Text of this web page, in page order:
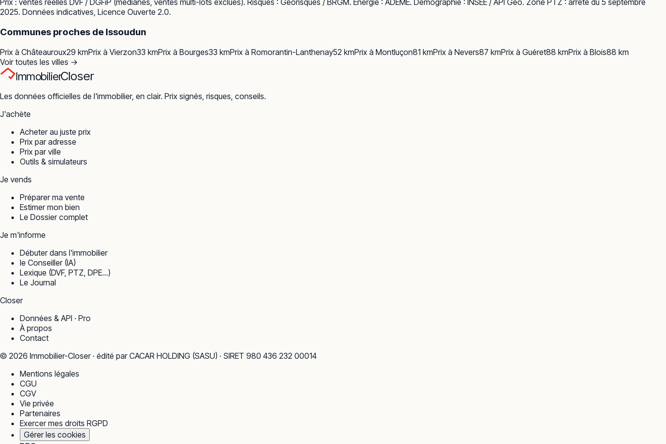
Prix : ventes réelles DVF / DGFiP (médianes, ventes multi-lots exclues). Risques : Géorisques / BRGM. Énergie : ADEME. Démographie : INSEE / API Géo. Zone PTZ : arrêté du 5 septembre
2025. Données indicatives, Licence Ouverte 2.0.
Communes proches de Issoudun
Prix à Châteauroux29 kmPrix à Vierzon33 kmPrix à Bourges33 kmPrix à Romorantin-Lanthenay52 kmPrix à Montluçon81 kmPrix à Nevers87 kmPrix à Guéret88 kmPrix à Blois88 km
Voir toutes les villes →
ImmobilierCloser
Les données officielles de l'immobilier, en clair. Prix signés, risques, conseils.
J'achète
Acheter au juste prix
Prix par adresse
Prix par ville
Outils & simulateurs
Je vends
Préparer ma vente
Estimer mon bien
Le Dossier complet
Je m'informe
Débuter dans l'immobilier
le Conseiller (IA)
Lexique (DVF, PTZ, DPE…)
Le Journal
Closer
Données & API · Pro
À propos
Contact
© 2026 Immobilier-Closer · édité par CACAR HOLDING (SASU) · SIRET 980 436 232 00014
Mentions légales
CGU
CGV
Vie privée
Partenaires
Exercer mes droits RGPD
Gérer les cookies